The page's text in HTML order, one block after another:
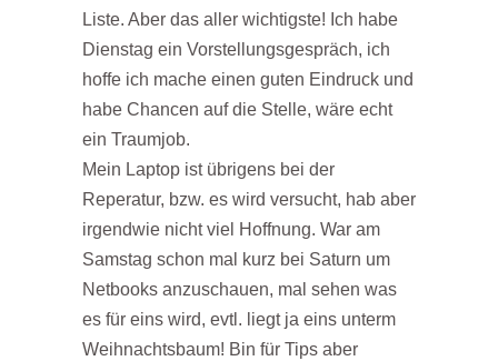
Liste. Aber das aller wichtigste! Ich habe
Dienstag ein Vorstellungsgespräch, ich
hoffe ich mache einen guten Eindruck und
habe Chancen auf die Stelle, wäre echt
ein Traumjob.
Mein Laptop ist übrigens bei der
Reperatur, bzw. es wird versucht, hab aber
irgendwie nicht viel Hoffnung. War am
Samstag schon mal kurz bei Saturn um
Netbooks anzuschauen, mal sehen was
es für eins wird, evtl. liegt ja eins unterm
Weihnachtsbaum! Bin für Tips aber